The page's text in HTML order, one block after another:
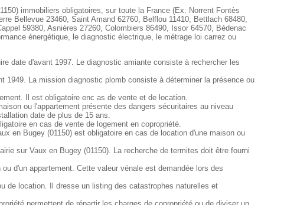
immobiliers obligatoires, sur toute la France (Ex: Norrent Fontès
Bellevue 23460, Saint Amand 62760, Belflou 11410, Bettlach 68480,
59380, Asnières 27260, Colombiers 86490, Issor 64570, Bédenac
énergétique, le diagnostic électrique, le métrage loi carrez ou
date d'avant 1997. Le diagnostic amiante consiste à rechercher les
1949. La mission diagnostic plomb consiste à déterminer la présence ou
Il est obligatoire enc as de vente et de location.
ou l'appartement présente des dangers sécuritaires au niveau
date de plus de 15 ans.
en cas de vente de logement en copropriété.
en Bugey (01150) est obligatoire en cas de location d'une maison ou
sur Vaux en Bugey (01150). La recherche de termites doit être fourni
d'un appartement. Cette valeur vénale est demandée lors des
de location. Il dresse un listing des catastrophes naturelles et